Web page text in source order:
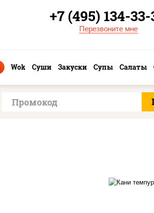
+7 (495) 134-33-
Перезвоните мне
Wok Суши Закуски Супы Салаты